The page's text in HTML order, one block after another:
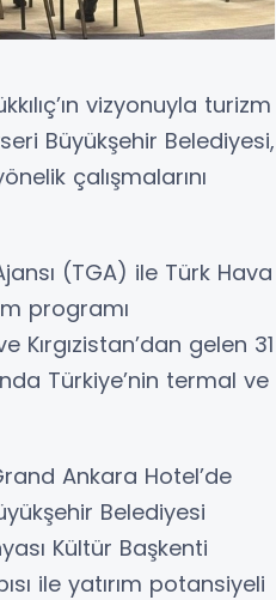
vizyonuyla turizm
Büyükşehir Belediyesi,
çalışmalarını
(TGA) ile Türk Hava
programı
gelen 31
Türkiye’nin termal ve
Ankara Hotel’de
Belediyesi
Kültür Başkenti
ile yatırım potansiyeli